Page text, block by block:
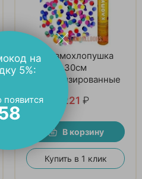
Пневмохлопушка
30см
металлизированные
221 ₽
В корзину
Купить в 1 клик
на
5%:
появится